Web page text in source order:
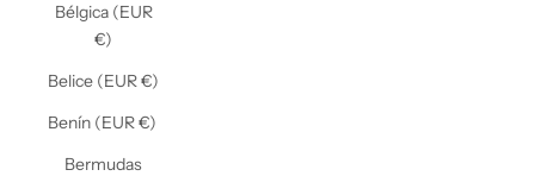
Bélgica (EUR
€)
Belice (EUR €)
Benín (EUR €)
Bermudas